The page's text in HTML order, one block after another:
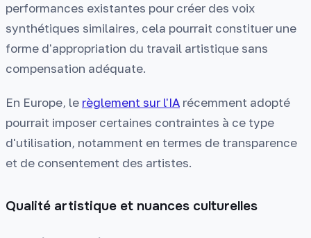
performances existantes pour créer des voix
synthétiques similaires, cela pourrait constituer une
forme d'appropriation du travail artistique sans
compensation adéquate.
En Europe, le règlement sur l'IA récemment adopté
pourrait imposer certaines contraintes à ce type
d'utilisation, notamment en termes de transparence
et de consentement des artistes.
Qualité artistique et nuances culturelles